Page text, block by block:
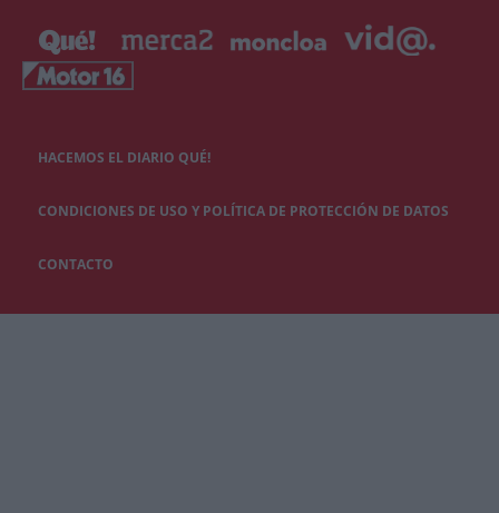
HACEMOS EL DIARIO QUÉ!
CONDICIONES DE USO Y POLÍTICA DE PROTECCIÓN DE DATOS
CONTACTO